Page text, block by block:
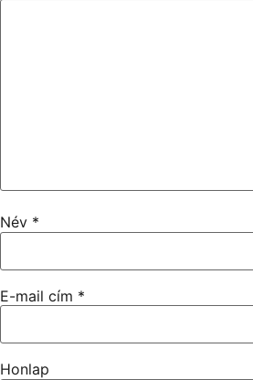
Név *
E-mail cím *
Honlap